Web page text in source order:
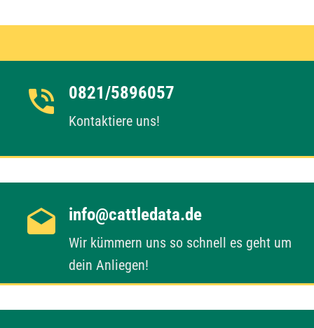
0821/5896057
Kontaktiere uns!
info@cattledata.de
Wir kümmern uns so schnell es geht um
dein Anliegen!